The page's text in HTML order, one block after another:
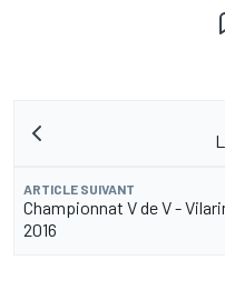
ARTICLE SUIVANT
Championnat V de V -
2016